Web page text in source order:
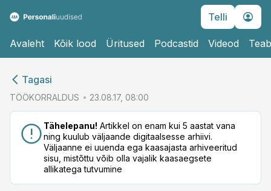
Telli
Avaleht Kõik lood Üritused Podcastid Videod
Tagasi
TÖÖKORRALDUS 23.08.17, 08:00
Tähelepanu! Artikkel on enam kui 5 aastat vana
ning kuulub väljaande digitaalsesse arhiivi.
Väljaanne ei uuenda ega kaasajasta arhiveeritud
sisu, mistõttu võib olla vajalik kaasaegsete
allikatega tutvumine